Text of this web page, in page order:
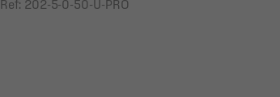
Ref: 202-5-0-50-U-PRO